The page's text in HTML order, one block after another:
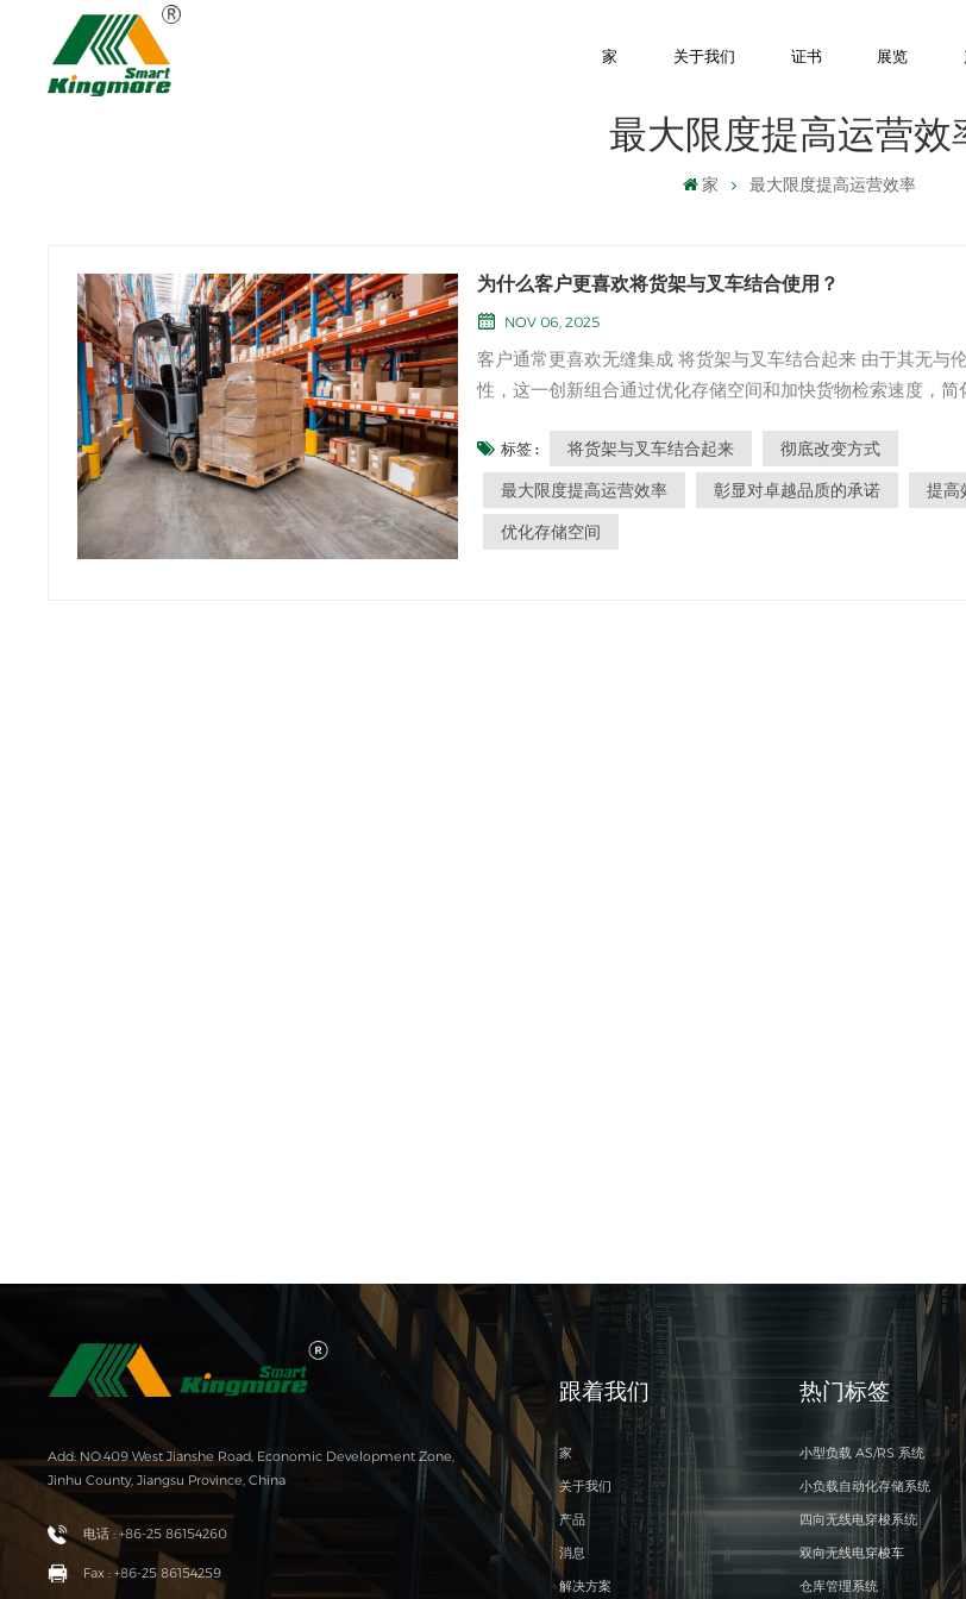
家 关于我们 证书 展览
最大限度提高运营效
家 最大限度提高运营效率
为什么客户更喜欢将货架与叉车结合使用？
NOV 06, 2025
客户通常更喜欢无缝集成 将货架与叉车结合起来 由于其无与
性，这一创新组合通过优化存储空间和加快货物检索速度，简
产效率并减少停机时间。 此外，货架与叉车的协同作用提升了
全，降低了事故风险，并为所...
标签 : 将货架与叉车结合起来
彻底改变方式
最大限度提高运营效率
彰显对卓越品质的承诺
提高
优化存储空间
Add: NO.409 West Jianshe Road, Economic Development Zone,
Jinhu County, Jiangsu Province, China
电话 : +86-25 86154260
Fax : +86-25 86154259
跟着我们
家
关于我们
产品
消息
解决方案
热门标签
小型负载 AS/RS 系统
小负载自动化存储系统
四向无线电穿梭系统
双向无线电穿梭车
仓库管理系统